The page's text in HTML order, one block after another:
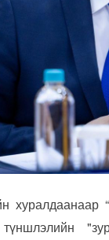
хуралдаанаар